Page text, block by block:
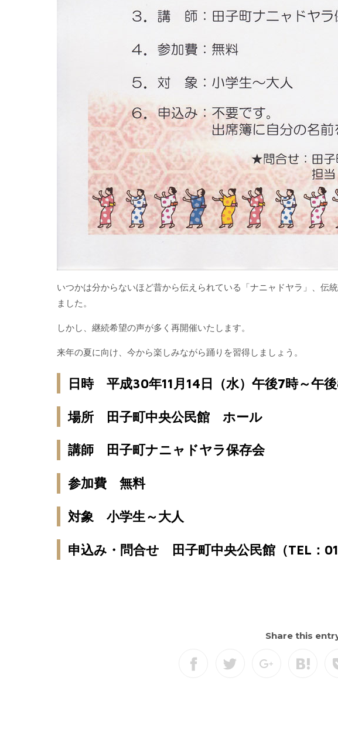
いつかは分からないほど昔から伝えられている「ナニャドヤラ」、伝
ました。
しかし、継続希望の声が多く再開催いたします。
来年の夏に向け、今から楽しみながら踊りを習得しましょう。
日時 平成30年11月14日（水）午後7時～午
場所 田子町中央公民館 ホール
講師 田子町ナニャドヤラ保存会
参加費 無料
対象 小学生～大人
申込み・問合せ 田子町中央公民館（TEL：
Share this